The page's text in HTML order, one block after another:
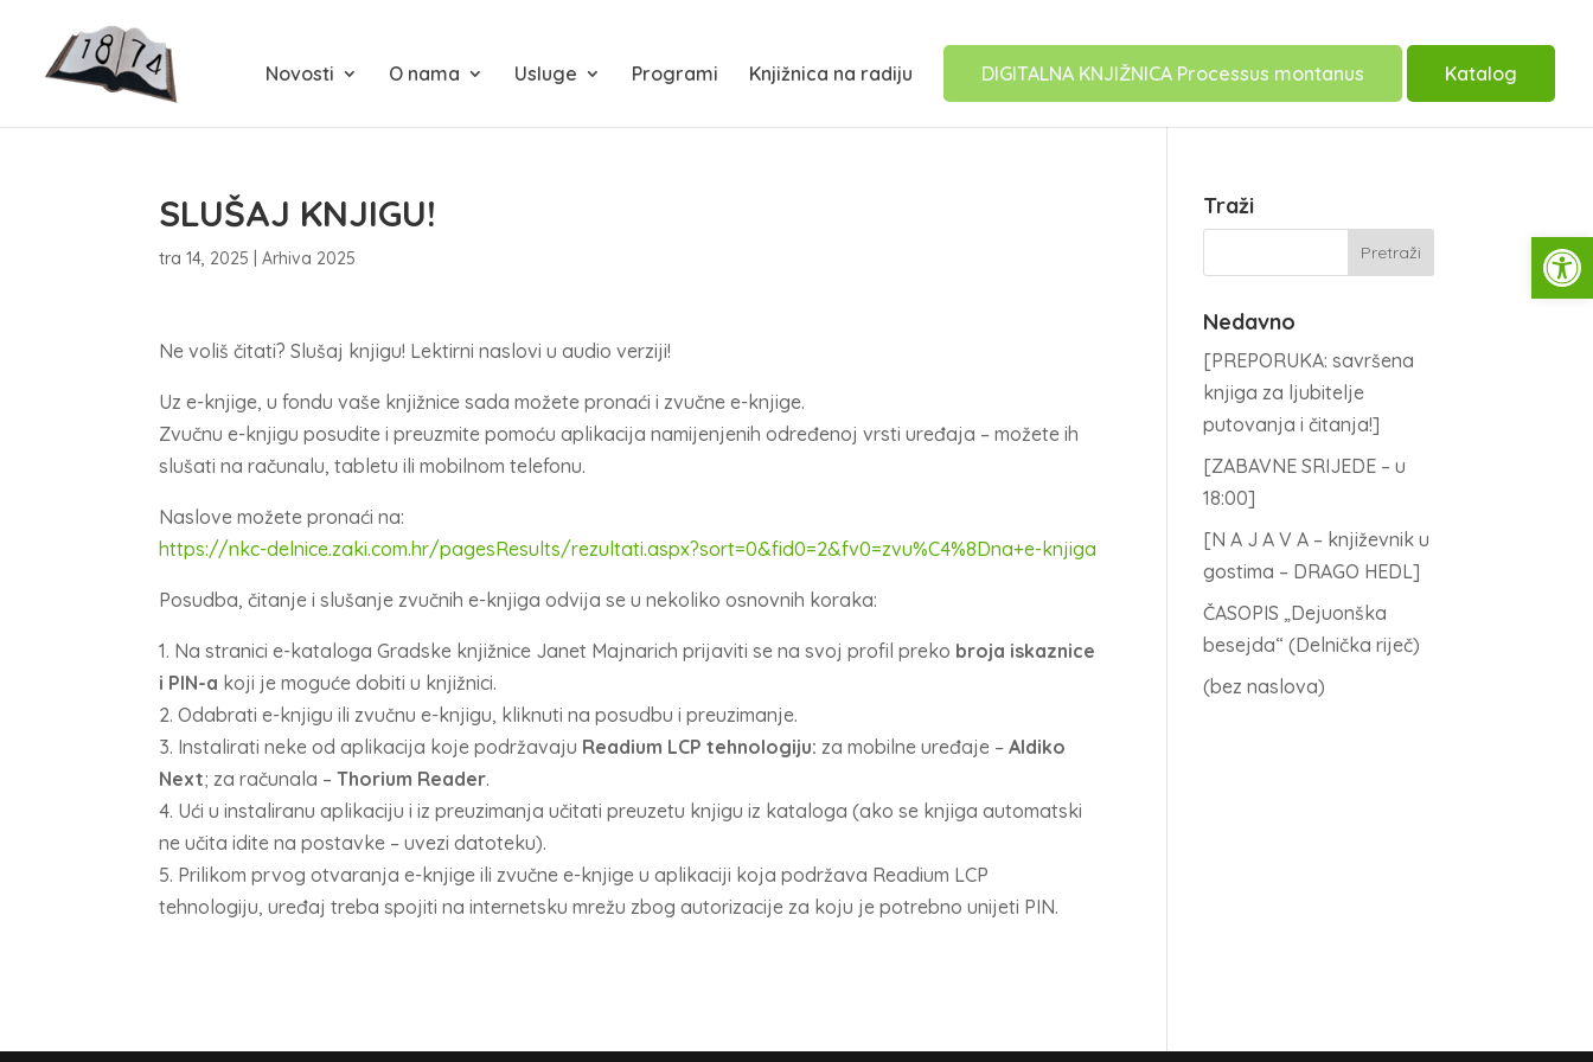
Novosti O nama Usluge Programi Knjižnica na radiju DIGITALNA KNJIŽNICA Processus montanus Katalog
SLUŠAJ KNJIGU!
tra 14, 2025 |Arhiva 2025
Ne voliš čitati? Slušaj knjigu! Lektirni naslovi u audio verziji!
Uz e-knjige, u fondu vaše knjižnice sada možete pronaći i zvučne e-knjige.
Zvučnu e-knjigu posudite i preuzmite pomoću aplikacija namijenjenih određenoj vrsti uređaja – možete ih
slušati na računalu, tabletu ili mobilnom telefonu.
Naslove možete pronaći na:
https://nkc-delnice.zaki.com.hr/pagesResults/rezultati.aspx?sort=0&fid0=2&fv0=zvu%C4%8Dna+e-knjiga
Posudba, čitanje i slušanje zvučnih e-knjiga odvija se u nekoliko osnovnih koraka:
1. Na stranici e-kataloga Gradske knjižnice Janet Majnarich prijaviti se na svoj profil preko broja iskaznice
i PIN-a koji je moguće dobiti u knjižnici.
2. Odabrati e-knjigu ili zvučnu e-knjigu, kliknuti na posudbu i preuzimanje.
3. Instalirati neke od aplikacija koje podržavaju Readium LCP tehnologiju: za mobilne uređaje –Aldiko
Next; za računala –Thorium Reader.
4. Ući u instaliranu aplikaciju i iz preuzimanja učitati preuzetu knjigu iz kataloga (ako se knjiga automatski
ne učita idite na postavke – uvezi datoteku).
5. Prilikom prvog otvaranja e-knjige ili zvučne e-knjige u aplikaciji koja podržava Readium LCP
tehnologiju, uređaj treba spojiti na internetsku mrežu zbog autorizacije za koju je potrebno unijeti PIN.
Traži
Nedavno
[PREPORUKA: savršena
knjiga za ljubitelje
putovanja i čitanja!]
[ZABAVNE SRIJEDE – u
18:00]
[N A J A V A – književnik u
gostima – DRAGO HEDL]
ČASOPIS „Dejuonška
besejda“ (Delnička riječ)
(bez naslova)